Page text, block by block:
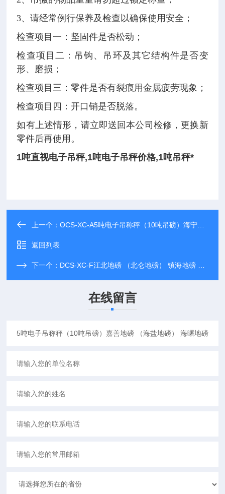
3、请经常例行保养及检查以确保使用安全；
检查项目一：坚固件是否松动；
检查项目二：吊钩、吊环及其它结构件是否变
形、磨损；
检查项目三：零件是否有裂痕用金属疲劳现象；
检查项目四：开口销是否脱落。
如有上述情形，请立即送回本公司检修，更换新
零件后再使用。
1吨直视电子吊秤,1吨电子吊秤价格,1吨吊秤*
上一个：OCS-XC-A5吨电子吊称秤（10吨吊磅）海宁地磅 （平湖地磅） 桐乡地磅
返回列表
下一个： DCS-XC-F江北地磅 （北仑地磅） 镇海地磅 油桶搬运电子称 倒桶秤
在线留言